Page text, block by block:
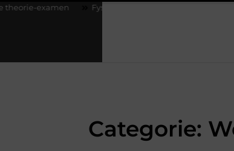
Fysiotherapie Hilversum: professionele hulp bij pijn
Categorie: